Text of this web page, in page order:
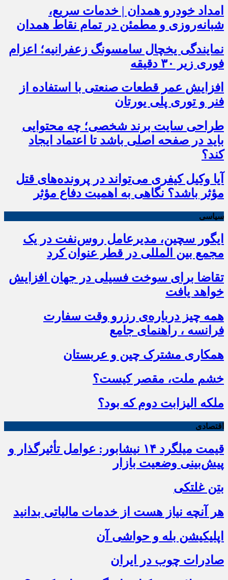
امداد خودرو همدان | خدمات سریع،
شبانه‌روزی و مطمئن در تمام نقاط همدان
نمایندگی یخچال سامسونگ زعفرانیه؛ اعزام
فوری زیر ۳۰ دقیقه
افزایش عمر قطعات صنعتی با استفاده از
فنر و توری پلی یورتان
طراحی سایت برند شخصی؛ چه محتوایی
باید در صفحه اصلی باشد تا اعتماد ایجاد
کند؟
آیا وکیل کیفری می‌تواند در پرونده‌های قتل
مؤثر باشد؟ نگاهی به اهمیت دفاع مؤثر
سیاسی
ایگور سچین، مدیرعامل روس‌نفت در یک
مجمع بین المللی در قطر عنوان کرد
تقاضا برای سوخت فسیلی در جهان افزایش
خواهد یافت
همه چیز درباره‌ی رزرو وقت سفارت
فرانسه ، راهنمای جامع
همکاری مشترک چین و عربستان
خشم ملت، مقصر کیست؟
ملکه الیزابت دوم که بود؟
اقتصادی
قیمت میلگرد ۱۴ نیشابور: عوامل تأثیرگذار و
پیش‌بینی وضعیت بازار
بتن غلتکی
هر آنچه نیاز هست از خدمات مالیاتی بدانید
اپلیکیشن بله و حواشی آن
صادرات چوب در ایران